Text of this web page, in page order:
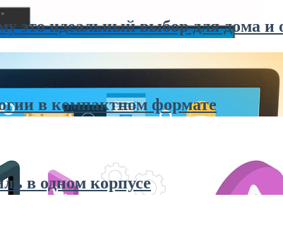
это идеальный выбор для дома и
в компактном формате
в одном корпусе